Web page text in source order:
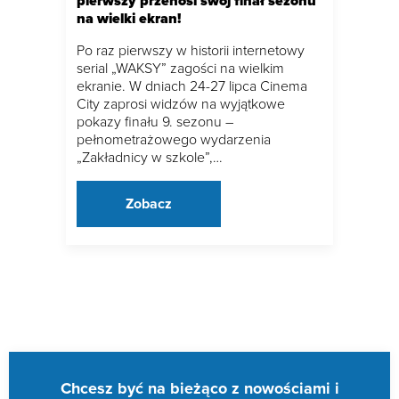
na wielki ekran!
Po raz pierwszy w historii internetowy
serial „WAKSY” zagości na wielkim
ekranie. W dniach 24-27 lipca Cinema
City zaprosi widzów na wyjątkowe
pokazy finału 9. sezonu –
pełnometrażowego wydarzenia
„Zakładnicy w szkole”,…
Zobacz
Chcesz być na bieżąco z nowościami i